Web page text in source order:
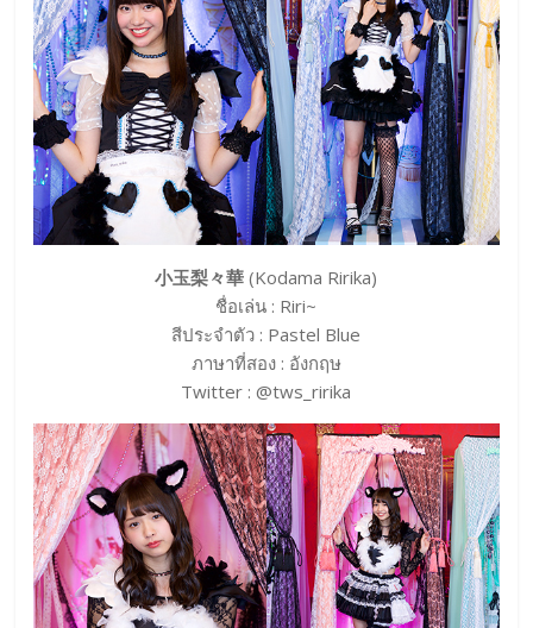
小玉梨々華(Kodama Ririka)
ชื่อเล่น : Riri~
สีประจำตัว : Pastel Blue
ภาษาที่สอง : อังกฤษ
Twitter : @tws_ririka